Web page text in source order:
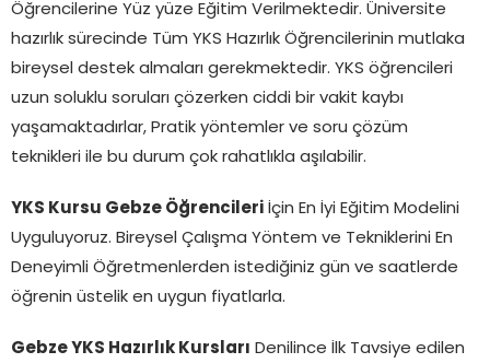
Öğrencilerine Yüz yüze Eğitim Verilmektedir. Üniversite
hazırlık sürecinde Tüm YKS Hazırlık Öğrencilerinin mutlaka
bireysel destek almaları gerekmektedir. YKS öğrencileri
uzun soluklu soruları çözerken ciddi bir vakit kaybı
yaşamaktadırlar, Pratik yöntemler ve soru çözüm
teknikleri ile bu durum çok rahatlıkla aşılabilir.
YKS Kursu Gebze Öğrencileri
İçin En İyi Eğitim Modelini
Uyguluyoruz. Bireysel Çalışma Yöntem ve Tekniklerini En
Deneyimli Öğretmenlerden istediğiniz gün ve saatlerde
öğrenin üstelik en uygun fiyatlarla.
Gebze YKS Hazırlık Kursları
Denilince İlk Tavsiye edilen